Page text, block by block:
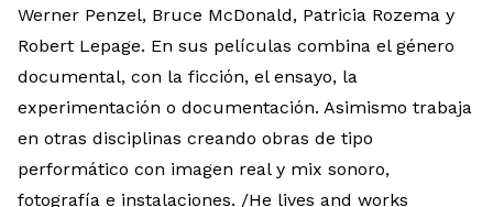
Werner Penzel, Bruce McDonald, Patricia Rozema y
Robert Lepage. En sus películas combina el género
documental, con la ficción, el ensayo, la
experimentación o documentación. Asimismo trabaja
en otras disciplinas creando obras de tipo
performático con imagen real y mix sonoro,
fotografía e instalaciones. /He lives and works